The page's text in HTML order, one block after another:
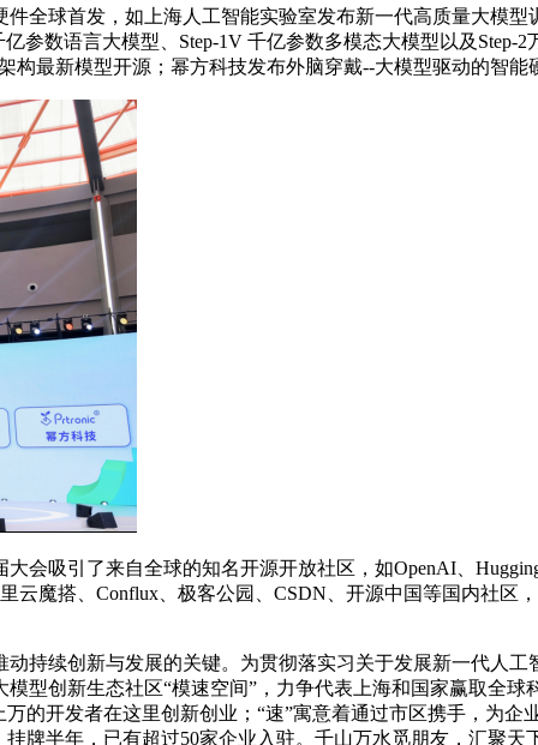
球首发，如上海人工智能实验室发布新一代高质量大模型
参数语言大模型、Step-1V 千亿参数多模态大模型以及
构最新模型开源；幂方科技发布外脑穿戴--大模型驱动的智能
引了来自全球的知名开源开放社区，如OpenAI、
云魔搭、Conflux、极客公园、CSDN、开源中国等国内社区
续创新与发展的关键。为贯彻落实习关于发展新一代人工
型创新生态社区“模速空间”，力争代表上海和国家赢取全
的开发者在这里创新创业；“速”寓意着通过市区携手，为
牌半年，已有超过50家企业入驻。千山万水觅朋友，汇聚